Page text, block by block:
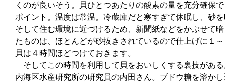
くのが良いそう。貝ひとつあたりの酸素の量を充分確保
ポイント。温度は常温。冷蔵庫だと寒すぎて休眠し、砂
そして住む環境に近づけるため、新聞紙などをかぶせて
たものは、ほとんどが砂抜きされているので仕上げに１
貝は４時間ほどつけておきます。
そしてこの時間を利用して貝をおいしくする裏技があ
内海区水産研究所の研究員の内田さん。ブドウ糖を溶か